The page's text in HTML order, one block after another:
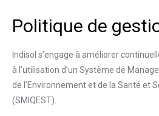
Politique de
Indisol s’engage à améliorer
à l’utilisation d’un Système de
de l’Environnement et de la Santé et
(SMIQEST).